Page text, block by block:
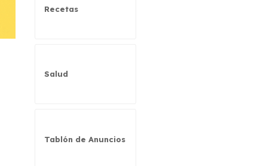
Recetas
Salud
Tablón de Anuncios